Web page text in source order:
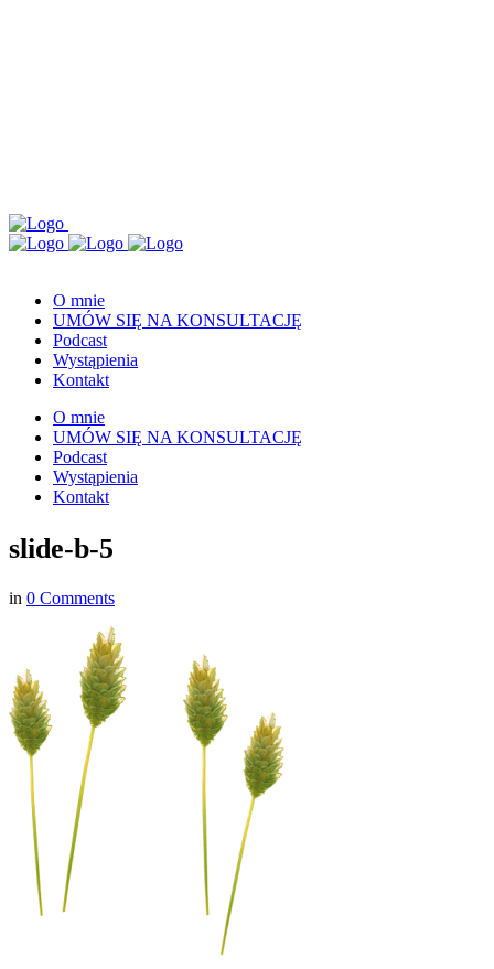
O mnie
UMÓW SIĘ NA KONSULTACJĘ
Podcast
Wystąpienia
Kontakt
O mnie
UMÓW SIĘ NA KONSULTACJĘ
Podcast
Wystąpienia
Kontakt
slide-b-5
in 0 Comments